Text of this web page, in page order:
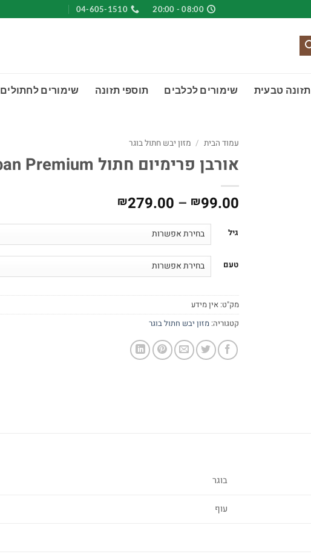
08:00 - 20:00
04-605-1510
תזונה טבעית שימורים לכלבים תוספי תזונה שימורים לחתולים
עמוד הבית / מזון יבש חתול בוגר
אורבן פרימיום חתול Urban Premium
₪99.00
–
₪279.00
עד
⁦₪279.00⁩
גיל
טעם
מק"ט:אין מידע
קטגוריה:מזון יבש חתול בוגר
בוגר
עוף